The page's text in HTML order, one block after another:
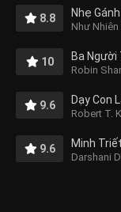
8.8 Nhẹ
Như
10 Ba Người
Robin
9.6 Dạy Con
Robert T.
9.6 Minh
Darshani